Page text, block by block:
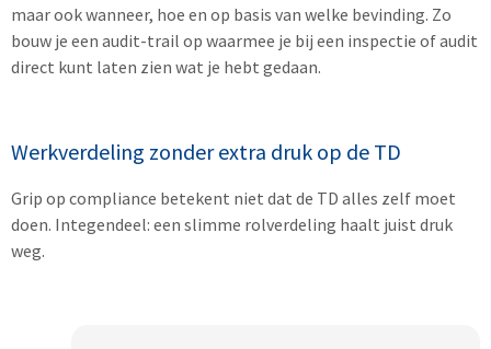
maar ook wanneer, hoe en op basis van welke bevinding. Zo
bouw je een audit-trail op waarmee je bij een inspectie of audit
direct kunt laten zien wat je hebt gedaan.
Werkverdeling zonder extra druk op de TD
Grip op compliance betekent niet dat de TD alles zelf moet
doen. Integendeel: een slimme rolverdeling haalt juist druk
weg.